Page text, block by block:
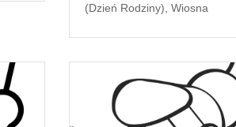
(Dzień Rodziny) Wiosna